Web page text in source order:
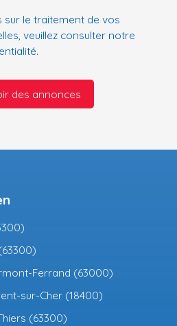
sur le traitement de vos
veuillez consulter notre
.
des annonces
Ferrand (63000)
sur-Cher (18400)
(63300)